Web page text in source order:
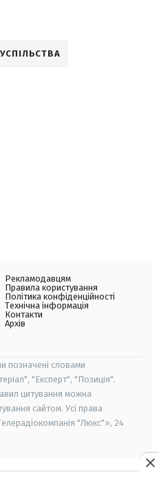
Рекламодавцям
Правила користування
Політика конфіденційності
Технічна інформація
Контакти
Архів
позначені словами
"Експерт", "Позиція".
цитування можна
сайтом. Усі права
"Люкс"», 24